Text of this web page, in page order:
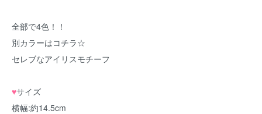
全部で4色！！
別カラーはコチラ☆
セレブなアイリスモチーフ
♥サイズ
横幅:約14.5cm